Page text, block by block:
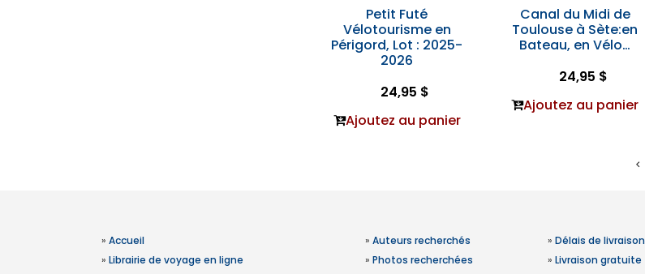
Petit Futé
Vélotourisme en
Périgord, Lot : 2025-
2026
24,95 $
Ajoutez au panier
Canal du Midi de
Toulouse à Sète:en
Bateau, en Vélo…
24,95 $
Ajoutez au panier
» Accueil
» Librairie de voyage en ligne
» Auteurs recherchés
» Photos recherchées
» Délais de livraison
» Livraison gratuite